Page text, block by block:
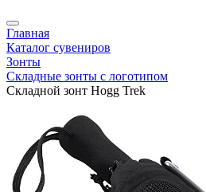
Главная
Каталог сувениров
Зонты
Складные зонты с логотипом
Складной зонт Hogg Trek